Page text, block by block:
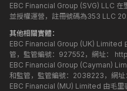
EBC Financial Group (SVG) LLC 在
並授權運營，註冊號碼為353 LLC
其他相關實體：
EBC Financial Group (UK) Limited
管，監管編號：927552，網址：
EBC Financial Group (Cayman)
和監管，監管編號：2038223，網址
EBC Financial (MU) Limited 由毛里